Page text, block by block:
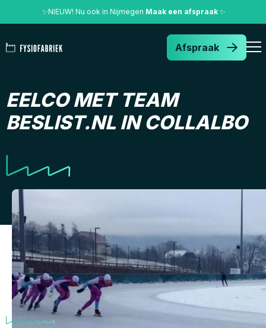
✨NIEUW! Nu ook in Nijmegen Maak een afspraak ✨
Afspraak
EELCO MET TEAM
BESLIST.NL IN COLLALBO